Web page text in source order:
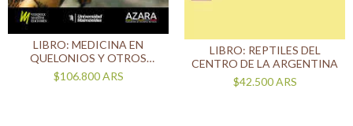
LIBRO: MEDICINA EN
QUELONIOS Y OTROS
REPTILES
$106.800ARS
LIBRO: REPTILES DEL
CENTRO DE LA ARGENTINA
$42.500ARS